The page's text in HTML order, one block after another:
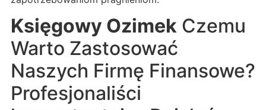
Księgowy Ozimek Czemu
Warto Zastosować
Naszych Firmę Finansowe?
Profesjonaliści